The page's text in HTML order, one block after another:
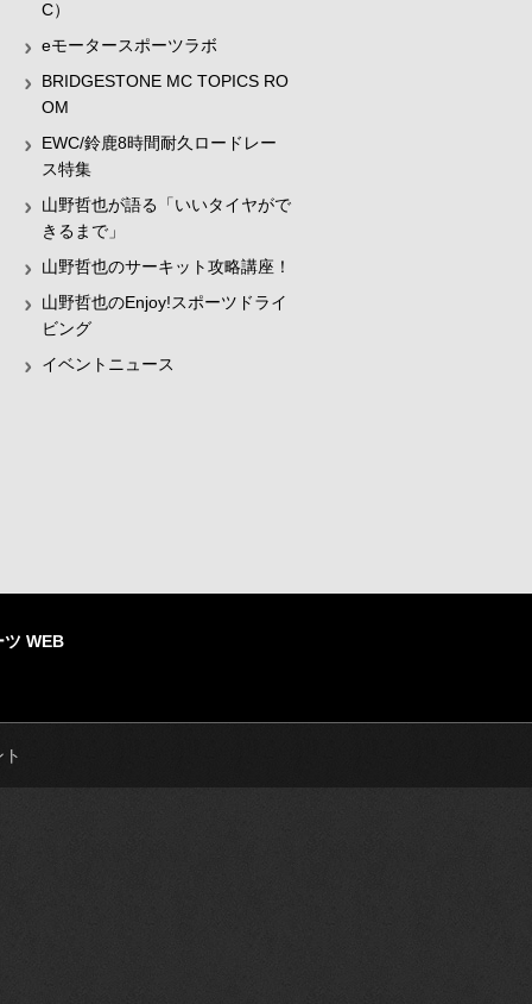
C）
eモータースポーツラボ
BRIDGESTONE MC TOPICS RO
OM
EWC/鈴鹿8時間耐久ロードレー
ス特集
山野哲也が語る「いいタイヤがで
きるまで」
山野哲也のサーキット攻略講座！
山野哲也のEnjoy!スポーツドライ
ビング
イベントニュース
ツ WEB